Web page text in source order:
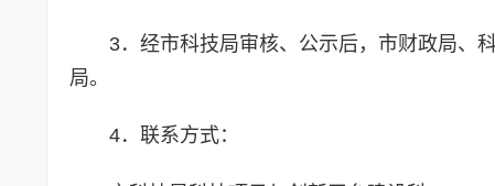
3．经市科技局审核、公示后，市财政局、
局。
4．联系方式：